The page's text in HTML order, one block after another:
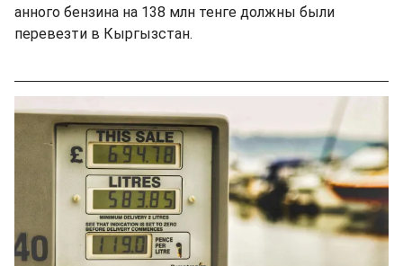
анного бензина на 138 млн тенге должны были
перевезти в Кыргызстан.